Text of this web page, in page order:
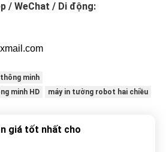
/ WeChat / Di động:
minh
minh HD
máy in tường robot hai chiều
giá tốt nhất cho